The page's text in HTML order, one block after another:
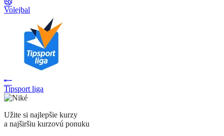
Volejbal
Tipsport liga
Užite si najlepšie kurzy
a najširšiu kurzovú ponuku